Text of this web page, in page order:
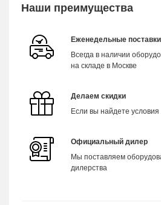
Наши преимущества
Еженедельные поставки
Всегда в наличии
на складе в Москве
Делаем скидки
Если вы найдете
Официальный дилер
Мы поставляем
дилерства